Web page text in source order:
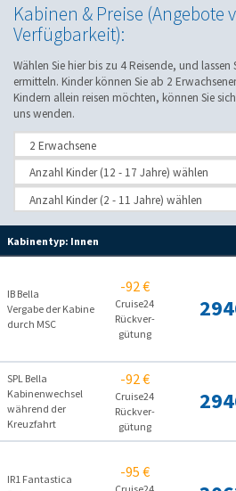
Kabinen & Preise (Angebote
Verfügbarkeit):
Wählen Sie hier bis zu 4 Reisende, und lassen
ermitteln. Kinder können Sie ab 2
Kindern allein reisen möchten, können Sie
uns wenden.
Kabinentyp: Innen
IB Bella
Vergabe der Kabine
durch MSC
-92 €
Cruise24
Rückver­
gütung
SPL Bella
Kabinenwechsel
während der
Kreuzfahrt
-92 €
Cruise24
Rückver­
gütung
IR1 Fantastica
-95 €